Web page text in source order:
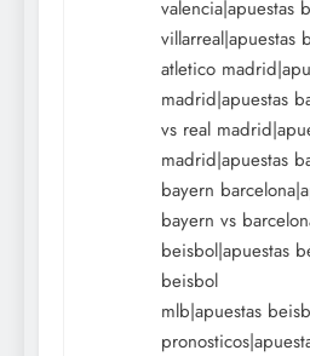
valencia|apuestas
villarreal|apuestas
atletico
madrid|apuestas
vs real
madrid|apuestas
bayern
bayern vs
beisbol|apuestas
beisbol
mlb|apuestas